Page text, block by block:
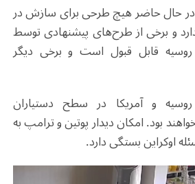
در حال حاضر هیچ طرحی برای سازش در
و برخی از طرح‌های پیشنهادی توسط
قابل قبول است و برخی دیگر
و آمریکا در سطح دستیاران
بود. امکان دیدار پوتین و ترامپ به
اوکراین بستگی دارد.